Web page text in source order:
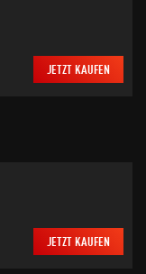
JETZT KAUFEN
JETZT KAUFEN